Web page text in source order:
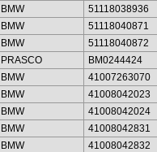
BMW
51118038936
BMW
51118040871
BMW
51118040872
PRASCO
BM0244424
BMW
41007263070
BMW
41008042023
BMW
41008042024
BMW
41008042831
BMW
41008042832